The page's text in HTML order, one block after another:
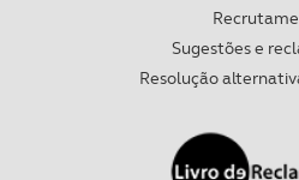
Sugestões e
Resolução